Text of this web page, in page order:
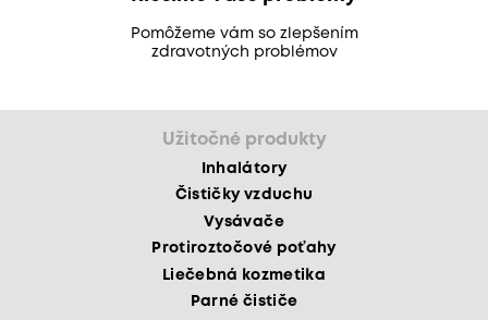
Pomôžeme vám so zlepšením
zdravotných problémov
Užitočné produkty
Inhalátory
Čističky vzduchu
Vysávače
Protiroztočové poťahy
Liečebná kozmetika
Parné čističe